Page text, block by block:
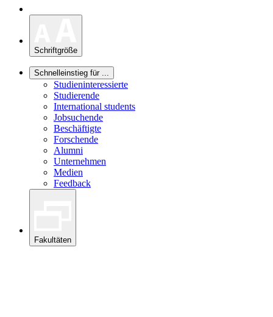
Schriftgröße
Schnelleinstieg für ...
Studieninteressierte
Studierende
International students
Jobsuchende
Beschäftigte
Forschende
Alumni
Unternehmen
Medien
Feedback
Fakultäten